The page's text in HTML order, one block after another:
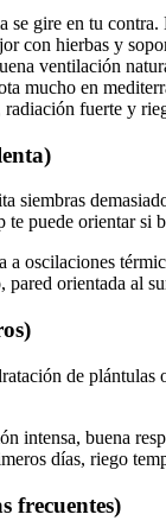
se gire en tu
con hierbas y
ventilación
mucho en
fuerte y
puede orientar si
a oscilaciones
pared orientada al
de
intensa, buena
días, riego
frecuentes)